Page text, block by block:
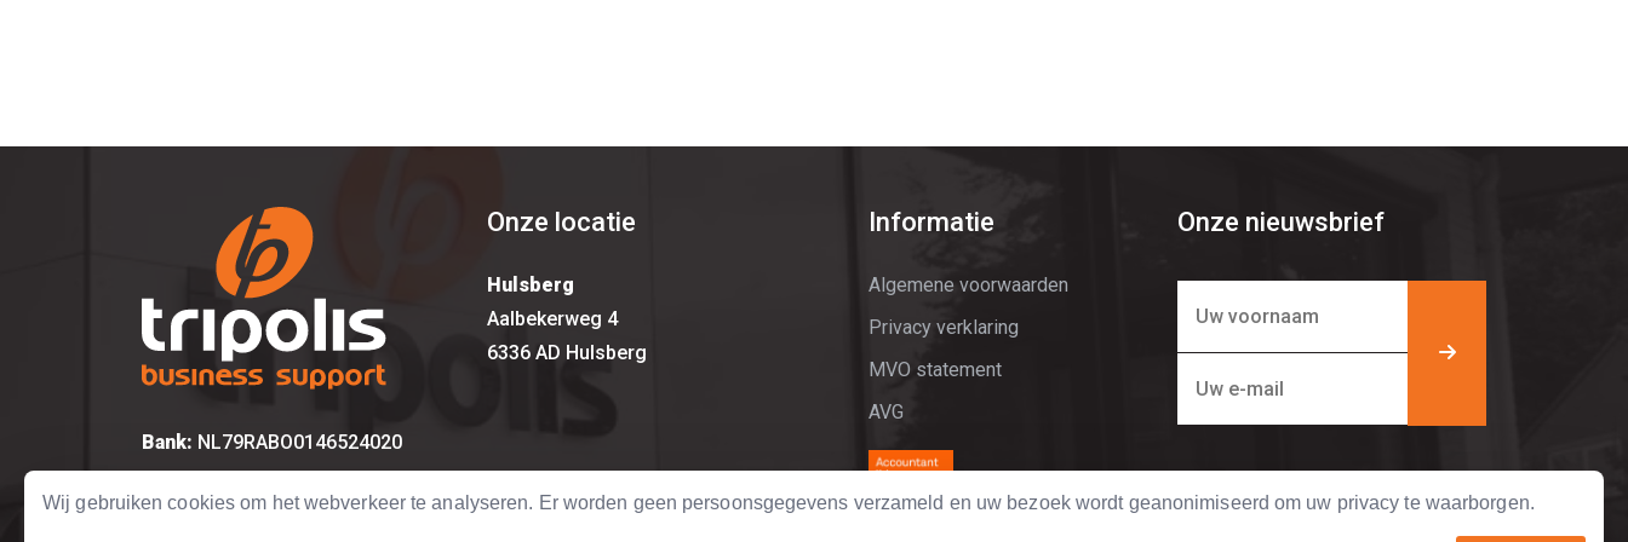
Wij gebruiken cookies om het webverkeer te analyseren. Er worden geen persoonsgegevens verzameld en uw bezoek wordt geanonimiseerd om uw privacy te waarborgen.
Bank: NL79RABO0146524020
Onze locatie
Hulsberg
Aalbekerweg 4
6336 AD Hulsberg
Informatie
Algemene voorwaarden
Privacy verklaring
MVO statement
AVG
Onze nieuwsbrief